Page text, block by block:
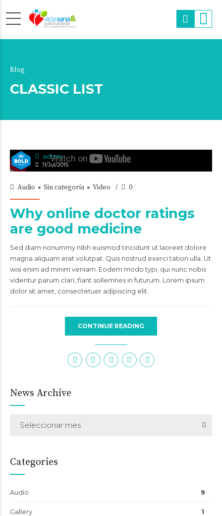
Blog
CLASSIC LIST
admin
11/Jul/2015
Audio Sin categoría Video 0
Why online doctor ratings
are good medicine
Sed diam nonummy nibh euismod tincidunt ut laoreet dolore
magna aliquam erat volutpat. Quis nostrud exerci tation ulla. Ut
wisi enim ad minim veniam. Eodem modo typi, qui nunc nobis
videntur parum clari, fiant sollemnes in futurum. Lorem ipsum
dolor sit amet, consectetuer adipiscing elit.
CONTINUE READING
News Archive
Seleccionar mes
Categories
Audio 9
Gallery 1